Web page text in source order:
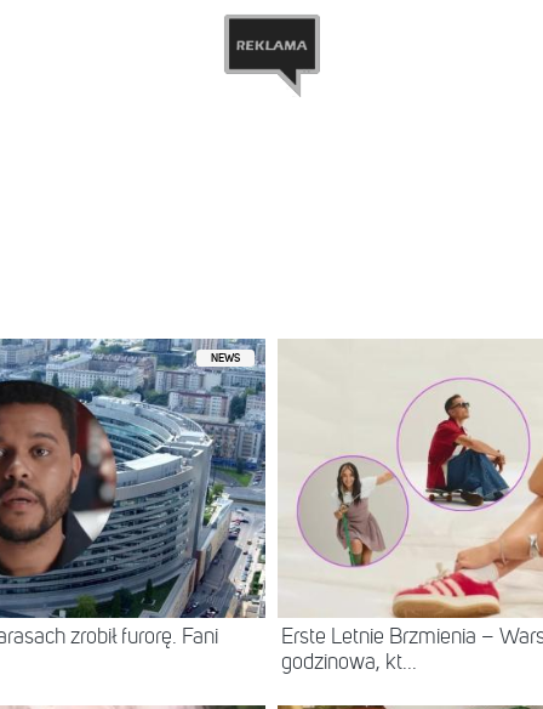
NEWS
zrobił furorę. Fani
Erste Letnie Brzmienia –
godzinowa, kt...